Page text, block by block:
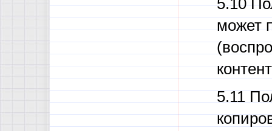
5.10
может
5.11